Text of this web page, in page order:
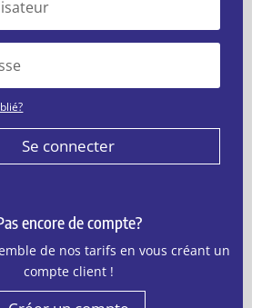
Se connecter
encore de compte?
de nos tarifs en vous créant un
compte client !